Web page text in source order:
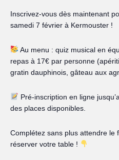
Inscrivez-vous dès maintenant
samedi 7 février à Kermouster !
Au menu : quiz musical en
repas à 17€ par personne
gratin dauphinois, gâteau aux
Pré-inscription en ligne
des places disponibles.
Complétez sans plus attendre le
réserver votre table !